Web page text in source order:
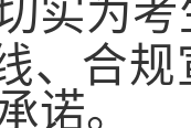
实为
、合
诺。